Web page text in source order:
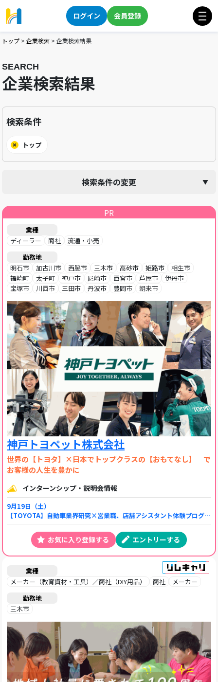
ログイン 会員登録
トップ > 企業検索 > 企業検索結果
SEARCH
企業検索結果
検索条件
トップ
検索条件の変更
業種
ディーラー
商社
流通・小売
勤務地
明石市
加古川市 西脇市 三木市 高砂市 姫路市
相生市
福崎町
太子町 神戸市 尼崎市 西宮市 芦屋市
伊丹市
宝塚市
川西市 三田市 丹波市 豊岡市 朝来市
神戸トヨペット株式会社
世界の【トヨタ】×日本でトップクラスの【おもてなし】 で
お客様の人生を豊かに
インターンシップ・説明会情報
9月19日（土）
【TOYOTA】自動車業界研究×営業職、店舗アシスタント体験プログラム
お気に入り登録する エントリーする
業種
メーカー（教育資材・工具）／商社（DIY用品）
商社
メーカー
勤務地
三木市